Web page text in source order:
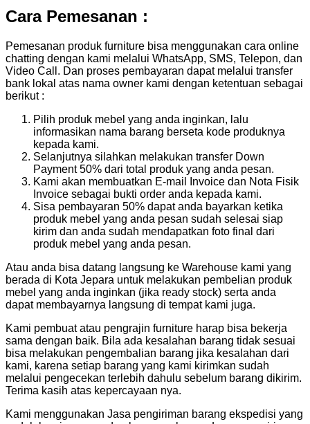
Cara Pemesanan :
Pemesanan produk furniture bisa menggunakan cara online
chatting dengan kami melalui WhatsApp, SMS, Telepon, dan
Video Call. Dan proses pembayaran dapat melalui transfer
bank lokal atas nama owner kami dengan ketentuan sebagai
berikut :
Pilih produk mebel yang anda inginkan, lalu
informasikan nama barang berseta kode produknya
kepada kami.
Selanjutnya silahkan melakukan transfer Down
Payment 50% dari total produk yang anda pesan.
Kami akan membuatkan E-mail Invoice dan Nota Fisik
Invoice sebagai bukti order anda kepada kami.
Sisa pembayaran 50% dapat anda bayarkan ketika
produk mebel yang anda pesan sudah selesai siap
kirim dan anda sudah mendapatkan foto final dari
produk mebel yang anda pesan.
Atau anda bisa datang langsung ke Warehouse kami yang
berada di Kota Jepara untuk melakukan pembelian produk
mebel yang anda inginkan (jika ready stock) serta anda
dapat membayarnya langsung di tempat kami juga.
Kami pembuat atau pengrajin furniture harap bisa bekerja
sama dengan baik. Bila ada kesalahan barang tidak sesuai
bisa melakukan pengembalian barang jika kesalahan dari
kami, karena setiap barang yang kami kirimkan sudah
melalui pengecekan terlebih dahulu sebelum barang dikirim.
Terima kasih atas kepercayaan nya.
Kami menggunakan Jasa pengiriman barang ekspedisi yang